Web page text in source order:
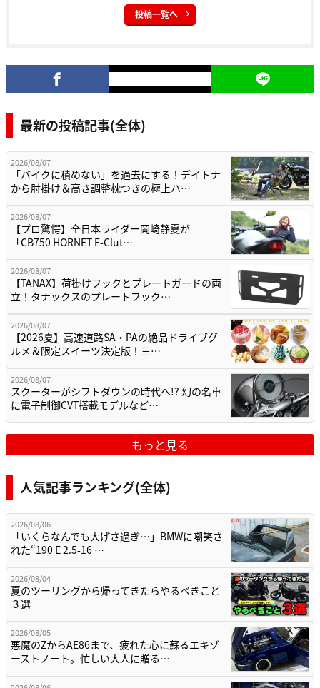
投稿一覧へ
最新の投稿記事(全体)
2026/08/07
「バイクに積めない」を過去にする！デイトナ
から肘掛け＆高さ調整枕つきの極上ハ…
2026/08/07
【プロ驚愕】全日本ライダー岡崎静夏が
「CB750 HORNET E-Clut…
2026/08/07
【TANAX】荷掛けフックとプレートガードの両
立！タナックスのプレートフック…
2026/08/07
【2026夏】高速道路SA・PAの絶品ドライブグ
ルメ＆限定スイーツ決定版！三…
2026/08/07
スクーターがシフトダウンの時代へ!? 幻の名車
に電子制御CVT搭載モデルなど…
もっと見る
人気記事ランキング(全体)
2026/08/06
「いくらなんでも大げさ過ぎ…」BMWに嘲笑さ
れた“190 E 2.5-16 …
2026/08/04
夏のツーリングから帰ってきたらやるべきこと
３選
2026/08/05
悪魔のZからAE86まで、疲れた心に蘇るエキゾ
ーストノート。忙しい大人に贈る…